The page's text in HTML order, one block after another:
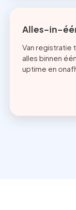
Alles-in-
Van registratie
alles binnen
uptime en